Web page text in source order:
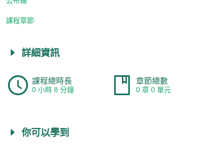
課程章節
詳細資訊
課程總時長
0 小時 8 分鐘
章節總數
0 章 0 單元
你可以學到